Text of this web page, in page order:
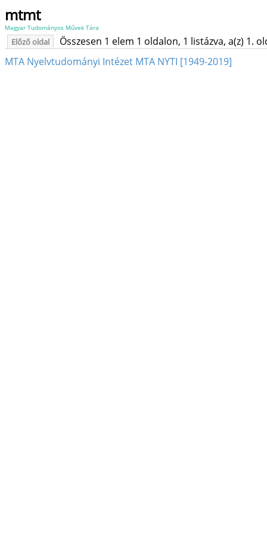
mtmt
Magyar Tudományos Művek Tára
Előző oldal
Összesen 1 elem 1 oldalon, 1 listázva, a(z) 1.
MTA Nyelvtudományi Intézet MTA NYTI [1949-2019]